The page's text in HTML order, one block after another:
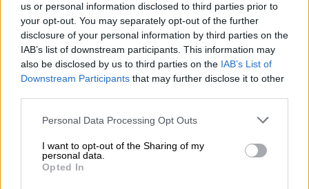
us or personal information disclosed to third parties prior to
your opt-out. You may separately opt-out of the further
disclosure of your personal information by third parties on the
IAB’s list of downstream participants. This information may
also be disclosed by us to third parties on the IAB’s List of
Downstream Participants that may further disclose it to other
Please note that this website/app uses one or more Google
not limited to your visit or usage behaviour. You may click to
grant or deny consent to Google and its third-party tags to
use your data for below specified purposes in below Google
Personal Data Processing Opt Outs
I want to opt-out of the Sharing of my
personal data.
Opted In